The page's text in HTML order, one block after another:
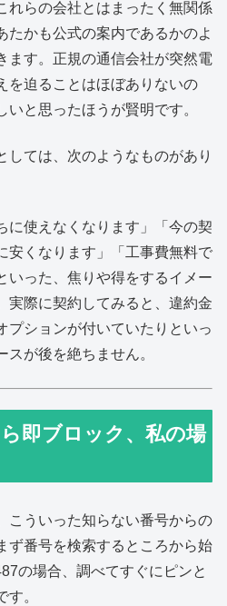
れらの会社とはまったく無関係
たかも公式の案内であるかのよ
ます。正規の通信会社が突然電
を迫ることはほぼありないの
と思ったほうが賢明です。
しては、次のようなものがあり
に使えなくなります」「今の契
安くなります」「工事費無料で
いった、焦りや得をするイメー
実際に契約してみると、違約金
プションが付いていたりといっ
が後を絶ちません。
即ブロック、私の場
こういった知らない番号からの
ず番号を検索するところから始
の場合、調べてすぐにピンと
。